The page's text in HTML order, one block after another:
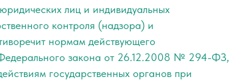
лиц и индивидуальных
контроля (надзора) и
нормам действующего
Федерального закона от 26.12.2008 № 294-ФЗ,
государственных органов при